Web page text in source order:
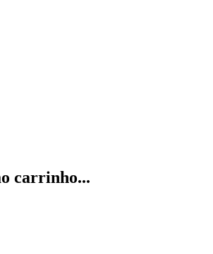
carrinho...